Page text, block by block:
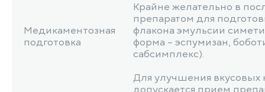
Медикаментозная
подготовка
Крайне желательно в
препаратом для
флакона эмульсии
форма – эспумизан,
сабсимплекс).
Для улучшения вкусовых